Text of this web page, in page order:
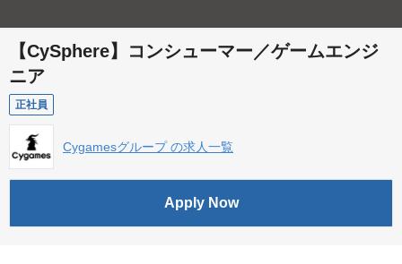
【CySphere】コンシューマー／ゲームエンジ
ニア
正社員
Cygamesグループ の求人一覧
Apply Now